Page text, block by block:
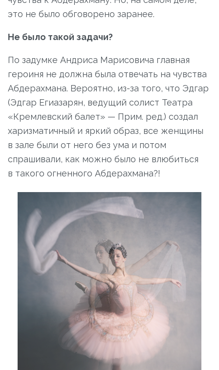
это не было обговорено заранее.
Не было такой задачи?
По задумке Андриса Марисовича главная
героиня не должна была отвечать на чувства
Абдерахмана. Вероятно, из-за того, что Эдгар
(Эдгар Егиазарян, ведущий солист Театра
«Кремлевский балет» — Прим. ред.) создал
харизматичный и яркий образ, все женщины
в зале были от него без ума и потом
спрашивали, как можно было не влюбиться
в такого огненного Абдерахмана?!